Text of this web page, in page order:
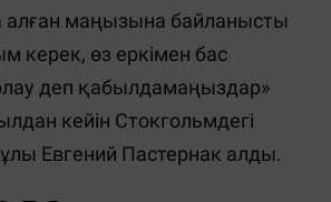
алған маңызына байланысты
керек, өз еркімен бас
деп қабылдамаңыздар»
кейін Стокгольмдегі
Евгений Пастернак алды.